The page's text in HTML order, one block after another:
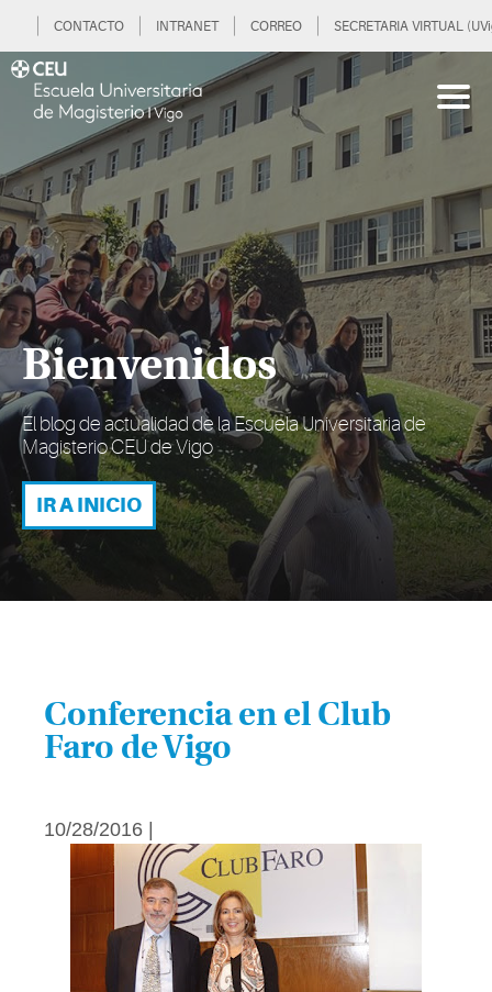
CONTACTO INTRANET CORREO SECRETARIA VIRTUAL
Bienvenidos
El blog de actualidad de la Escuela Universitaria de
Magisterio CEU de Vigo
IR A INICIO
Conferencia en el Club
Faro de Vigo
10/28/2016 |